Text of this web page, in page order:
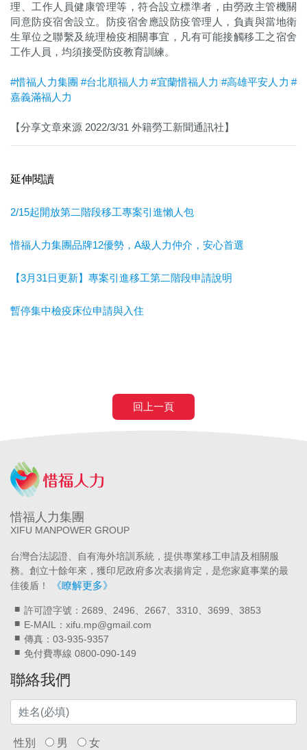
理、工作人員健康管理等，符合設立標準者，由勞政主管機關
同意防疫宿舍設立。防疫宿舍應設防疫管理人，負責與當地衛
生單位之聯繫及統理檢疫相關事宜，凡有可能接觸移工之宿舍
工作人員，均須接受防疫教育訓練。
#惜福人力集團 #台北順福人力 #宜蘭惜福人力 #高雄平安人力 #
嘉義滿福人力
【分享文章來源 2022/3/31 外籍勞工新聞通訊社】
延伸閱讀
2/15起開放第二階段移工專案引進懶人包
惜福人力集團品牌12優勢，A級人力仲介，安心首選
【3月31日更新】專案引進移工第二階段申請說明
暫停集中檢疫床位申請與入住
回上一頁
惜福人力集團
XIFU MANPOWER GROUP
台灣合法認證、自有海外培訓系統，提供專業移工申請及相關服
務。創立十餘年來，獲印尼政府多次表揚肯定，是您家庭事業的最
佳後盾！
《瞭解更多》
許可證字號：2689、2496、2667、3310、3699、3853
E-MAIL：xifu.mp@gmail.com
傳真：03-935-9357
免付費專線 0800-090-149
聯絡我們
性別 男 女